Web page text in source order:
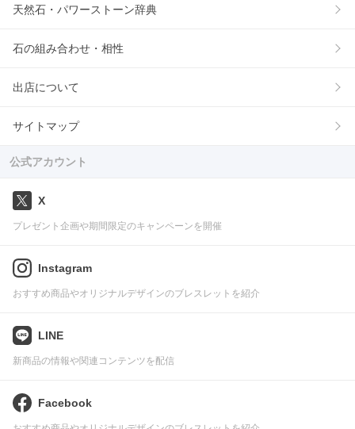
天然石・パワーストーン辞典
石の組み合わせ・相性
出店について
サイトマップ
公式アカウント
X
プレゼント企画や期間限定のキャンペーンを開催
Instagram
おすすめ商品やオリジナルデザインのブレスレットを紹介
LINE
新商品の情報や関連コンテンツを配信
Facebook